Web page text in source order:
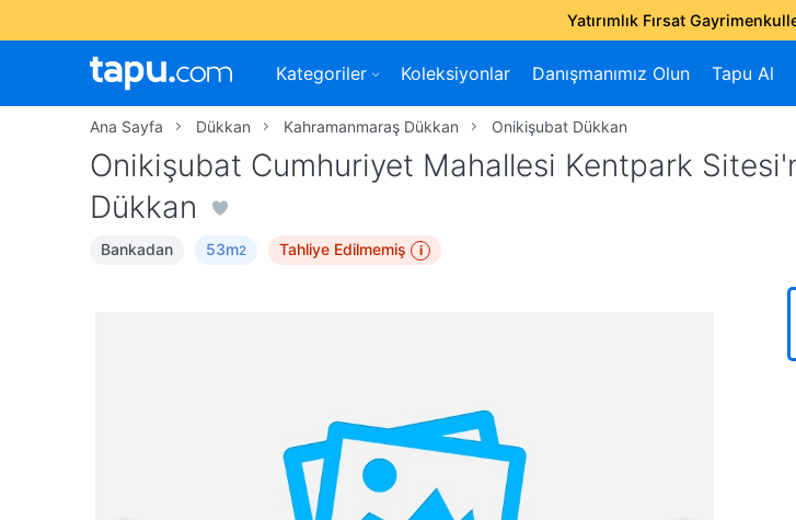
Yatırımlık Fırsat
Kategoriler Koleksiyonlar Danışmanımız Olun Tapu Al
Ana Sayfa Dükkan Kahramanmaraş Dükkan Onikişubat Dükkan
Onikişubat Cumhuriyet Mahallesi Kentpark
Dükkan
Bankadan 53m2 Tahliye Edilmemiş i